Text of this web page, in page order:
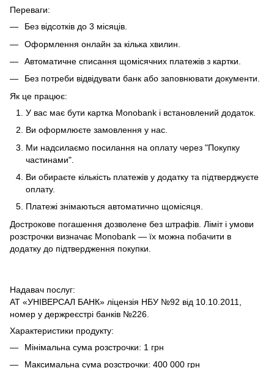
Переваги:
Без відсотків до 3 місяців.
Оформлення онлайн за кілька хвилин.
Автоматичне списання щомісячних платежів з картки.
Без потреби відвідувати банк або заповнювати документи.
Як це працює:
У вас має бути картка Monobank і встановлений додаток.
Ви оформлюєте замовлення у нас.
Ми надсилаємо посилання на оплату через "Покупку
частинами".
Ви обираєте кількість платежів у додатку та підтверджуєте
оплату.
Платежі знімаються автоматично щомісяця.
Дострокове погашення дозволене без штрафів. Ліміт і умови
розстрочки визначає Monobank — їх можна побачити в
додатку до підтвердження покупки.
Надавач послуг:
АТ «УНІВЕРСАЛ БАНК» ліцензія НБУ №92 від 10.10.2011,
номер у держреєстрі банків №226.
Характеристики продукту:
Мінімальна сума розстрочки: 1 грн
Максимальна сума розстрочки: 400 000 грн